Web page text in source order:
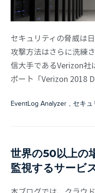
セキュリティの脅威は
攻撃方法はさらに洗練
信大手であるVerizon社
ポート「Verizon 2018
EventLog Analyzer , セキュ
世界の50以上の
監視するサービ